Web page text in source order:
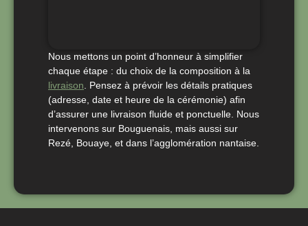
Nous mettons un point d’honneur à simplifier
chaque étape : du choix de la composition à la
livraison . Pensez à prévoir les détails pratiques
(adresse, date et heure de la cérémonie) afin
d’assurer une livraison fluide et ponctuelle. Nous
intervenons sur Bouguenais, mais aussi sur
Rezé, Bouaye, et dans l’agglomération nantaise.